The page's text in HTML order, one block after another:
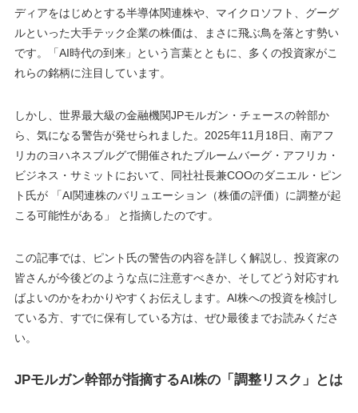
ディアをはじめとする半導体関連株や、マイクロソフト、グーグ
ルといった大手テック企業の株価は、まさに飛ぶ鳥を落とす勢い
です。「AI時代の到来」という言葉とともに、多くの投資家がこ
れらの銘柄に注目しています。
しかし、世界最大級の金融機関JPモルガン・チェースの幹部か
ら、気になる警告が発せられました。2025年11月18日、南アフ
リカのヨハネスブルグで開催されたブルームバーグ・アフリカ・
ビジネス・サミットにおいて、同社社長兼COOのダニエル・ピン
ト氏が 「AI関連株のバリュエーション（株価の評価）に調整が起
こる可能性がある」 と指摘したのです。
この記事では、ピント氏の警告の内容を詳しく解説し、投資家の
皆さんが今後どのような点に注意すべきか、そしてどう対応すれ
ばよいのかをわかりやすくお伝えします。AI株への投資を検討し
ている方、すでに保有している方は、ぜひ最後までお読みくださ
い。
JPモルガン幹部が指摘するAI株の「調整リスク」とは